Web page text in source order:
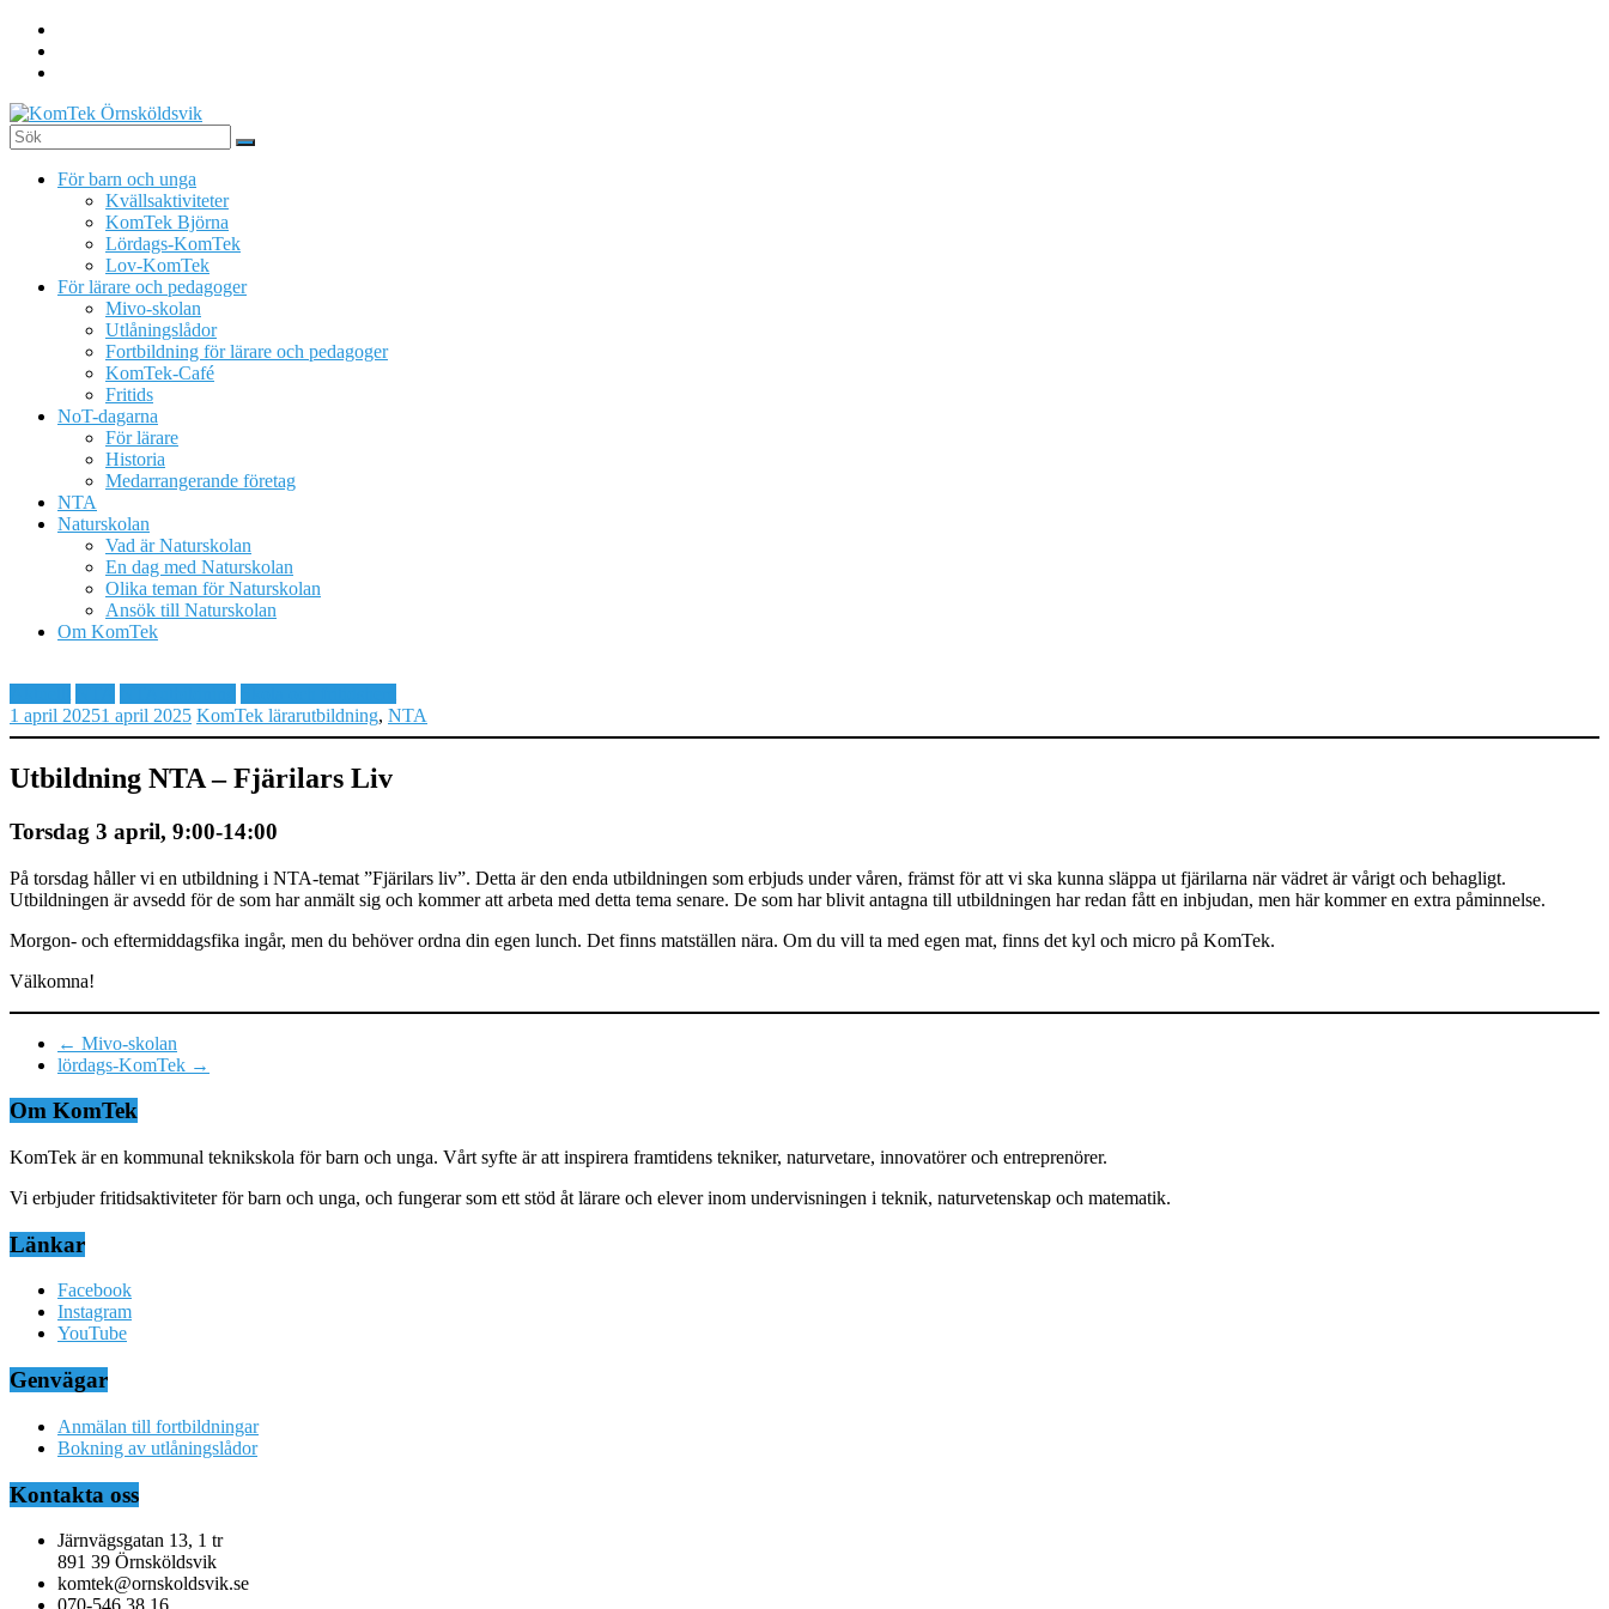
Hoppa
innehåll
KomTek
Örnsköldsvik
Teknikinspiration
För barn och unga
Kvällsaktiviteter
KomTek Björna
Lördags-KomTek
Lov-KomTek
För lärare och pedagoger
Mivo-skolan
Utlåningslådor
Fortbildning för lärare och pedagoger
KomTek-Café
Fritids
NoT-dagarna
För lärare
Historia
Medarrangerande företag
NTA
Naturskolan
Vad är Naturskolan
En dag med Naturskolan
Olika teman för Naturskolan
Ansök till Naturskolan
Om KomTek
1 april 20251 april 2025 KomTek lärarutbildning, NTA
Utbildning NTA – Fjärilars Liv
Torsdag 3 april, 9:00-14:00
På torsdag håller vi en utbildning i NTA-temat ”Fjärilars liv”. Detta är den enda utbildningen som erbjuds under våren, främst för att vi ska kunna släppa ut fjärilarna när vädret är vårigt och behagligt.
Utbildningen är avsedd för de som har anmält sig och kommer att arbeta med detta tema senare. De som har blivit antagna till utbildningen har redan fått en inbjudan, men här kommer en extra påminnelse.
Morgon- och eftermiddagsfika ingår, men du behöver ordna din egen lunch. Det finns matställen nära. Om du vill ta med egen mat, finns det kyl och micro på KomTek.
Välkomna!
← Mivo-skolan
lördags-KomTek →
Om KomTek
KomTek är en kommunal teknikskola för barn och unga. Vårt syfte är att inspirera framtidens tekniker, naturvetare, innovatörer och entreprenörer.
Vi erbjuder fritidsaktiviteter för barn och unga, och fungerar som ett stöd åt lärare och elever inom undervisningen i teknik, naturvetenskap och matematik.
Länkar
Facebook
Instagram
YouTube
Genvägar
Anmälan till fortbildningar
Bokning av utlåningslådor
Kontakta oss
Järnvägsgatan 13, 1 tr
891 39 Örnsköldsvik
komtek@ornskoldsvik.se